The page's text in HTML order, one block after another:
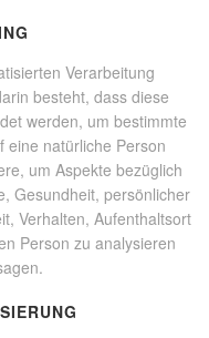
Verarbeitung
besteht, dass diese
werden, um bestimmte
eine natürliche Person
um Aspekte bezüglich
Gesundheit, persönlicher
Verhalten, Aufenthaltsort
Person zu analysieren